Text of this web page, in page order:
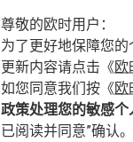
尊敬的欧时用户：
为了更好地保障您
更新内容请点击 《欧
如您同意我们按 《欧
政策处理您的敏感
已阅读并同意”确认。